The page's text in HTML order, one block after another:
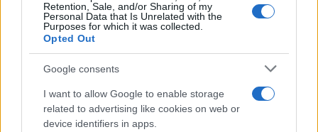
Retention, Sale, and/or Sharing of my
Personal Data that Is Unrelated with the
Purposes for which it was collected.
Opted Out
Google consents
I want to allow Google to enable storage
related to advertising like cookies on web or
device identifiers in apps.
Saznaj više